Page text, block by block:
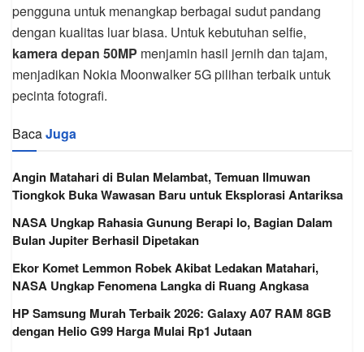
pengguna untuk menangkap berbagai sudut pandang
dengan kualitas luar biasa. Untuk kebutuhan selfie,
kamera depan 50MP menjamin hasil jernih dan tajam,
menjadikan Nokia Moonwalker 5G pilihan terbaik untuk
pecinta fotografi.
BacaJuga
Angin Matahari di Bulan Melambat, Temuan Ilmuwan
Tiongkok Buka Wawasan Baru untuk Eksplorasi Antariksa
NASA Ungkap Rahasia Gunung Berapi Io, Bagian Dalam
Bulan Jupiter Berhasil Dipetakan
Ekor Komet Lemmon Robek Akibat Ledakan Matahari,
NASA Ungkap Fenomena Langka di Ruang Angkasa
HP Samsung Murah Terbaik 2026: Galaxy A07 RAM 8GB
dengan Helio G99 Harga Mulai Rp1 Jutaan